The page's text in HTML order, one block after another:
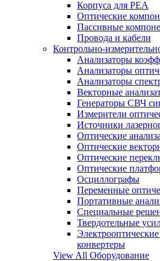
Корпуса для РЕА
Оптические
Пассивные
Провода и кабели
Контрольно-
Анализаторы
Анализаторы
Анализаторы
Векторные
Генераторы СВЧ
Измерители
Источники
Оптические
Оптические
Оптические
Оптические
Осциллографы
Переменные
Портативные
Специальные
Твердотельные
конвертеры
View All Оборудование